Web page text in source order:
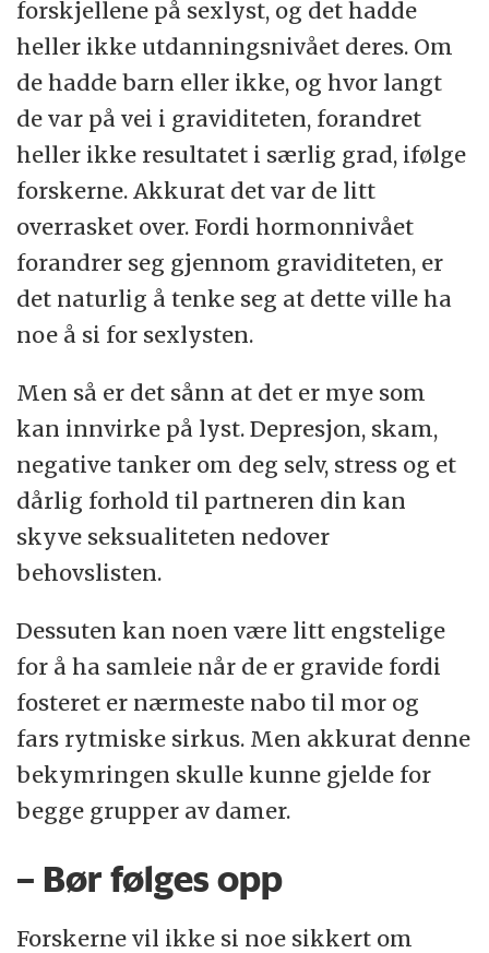
forskjellene på sexlyst, og det hadde
heller ikke utdanningsnivået deres. Om
de hadde barn eller ikke, og hvor langt
de var på vei i graviditeten, forandret
heller ikke resultatet i særlig grad, ifølge
forskerne. Akkurat det var de litt
overrasket over. Fordi hormonnivået
forandrer seg gjennom graviditeten, er
det naturlig å tenke seg at dette ville ha
noe å si for sexlysten.
Men så er det sånn at det er mye som
kan innvirke på lyst. Depresjon, skam,
negative tanker om deg selv, stress og et
dårlig forhold til partneren din kan
skyve seksualiteten nedover
behovslisten.
Dessuten kan noen være litt engstelige
for å ha samleie når de er gravide fordi
fosteret er nærmeste nabo til mor og
fars rytmiske sirkus. Men akkurat denne
bekymringen skulle kunne gjelde for
begge grupper av damer.
– Bør følges opp
Forskerne vil ikke si noe sikkert om